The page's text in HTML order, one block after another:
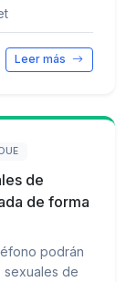
Leer más
de
de forma
podrán
sexuales de